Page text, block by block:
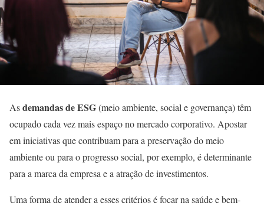
Asdemandas de ESG(meio ambiente, social e governança) têm
ocupado cada vez mais espaço no mercado corporativo. Apostar
em iniciativas que contribuam para a preservação do meio
ambiente ou para o progresso social, por exemplo, é determinante
para a marca da empresa e a atração de investimentos.
Uma forma de atender a esses critérios é focar na saúde e bem-